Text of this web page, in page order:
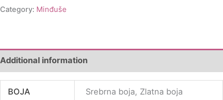
Category: Minđuše
Additional information
BOJA Srebrna boja, Zlatna boja